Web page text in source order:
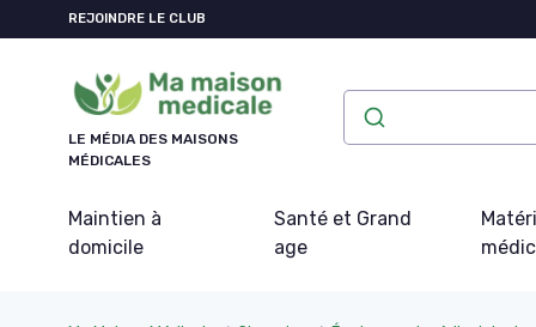
REJOINDRE LE CLUB
LE MÉDIA DES MAISONS
MÉDICALES
Maintien à
domicile
Santé et Grand
age
Panneau de gestion des cookies